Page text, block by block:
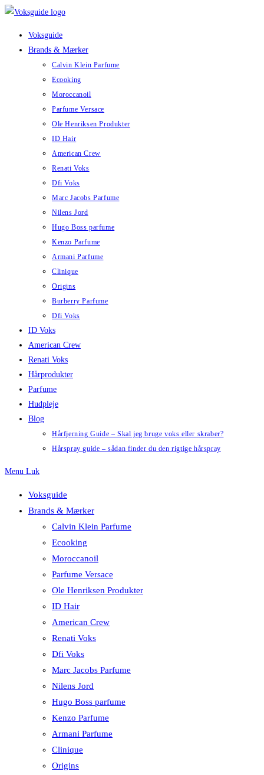
Skip
Voksguide
Brands & Mærker
Calvin Klein Parfume
Ecooking
Moroccanoil
Parfume Versace
Ole Henriksen Produkter
ID Hair
American Crew
Renati Voks
Dfi Voks
Marc Jacobs Parfume
Nilens Jord
Hugo Boss parfume
Kenzo Parfume
Armani Parfume
Clinique
Origins
Burberry Parfume
Dfi Voks
ID Voks
American Crew
Renati Voks
Hårprodukter
Parfume
Hudpleje
Blog
Hårfjerning Guide – Skal jeg bruge voks eller skraber?
Hårspray guide – sådan finder du den rigtige hårspray
Menu Luk
Voksguide
Brands & Mærker
Calvin Klein Parfume
Ecooking
Moroccanoil
Parfume Versace
Ole Henriksen Produkter
ID Hair
American Crew
Renati Voks
Dfi Voks
Marc Jacobs Parfume
Nilens Jord
Hugo Boss parfume
Kenzo Parfume
Armani Parfume
Clinique
Origins